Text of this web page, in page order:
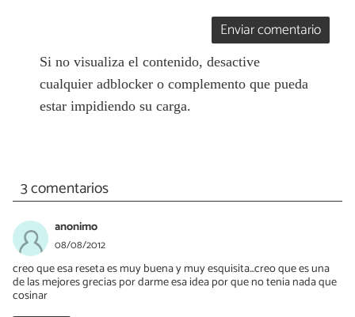
Enviar comentario
Si no visualiza el contenido, desactive
cualquier adblocker o complemento que pueda
estar impidiendo su carga.
3 comentarios
anonimo
08/08/2012
creo que esa reseta es muy buena y muy esquisita...creo que es una
de las mejores grecias por darme esa idea por que no tenia nada que
cosinar